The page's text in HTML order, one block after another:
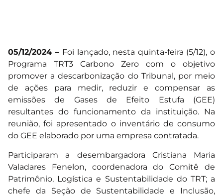
05/12/2024 – Foi lançado, nesta quinta-feira (5/12), o
Programa TRT3 Carbono Zero com o objetivo
promover a descarbonização do Tribunal, por meio
de ações para medir, reduzir e compensar as
emissões de Gases de Efeito Estufa (GEE)
resultantes do funcionamento da instituição. Na
reunião, foi apresentado o inventário de consumo
do GEE elaborado por uma empresa contratada.
Participaram a desembargadora Cristiana Maria
Valadares Fenelon, coordenadora do Comitê de
Patrimônio, Logística e Sustentabilidade do TRT; a
chefe da Seção de Sustentabilidade e Inclusão,